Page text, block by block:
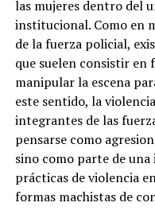
las mujeres dentro del
institucional. Como en
de la fuerza policial,
que suelen consistir en
manipular la escena
este sentido, la
integrantes de las
pensarse como
sino como parte de
prácticas de violencia
formas machistas de